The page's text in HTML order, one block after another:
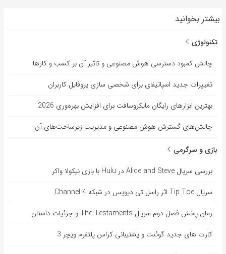
بیشتر بخوانید
تکنولوژی
چالش کمبود دسترسی هوش مصنوعی و تاثیر آن بر کسب و کارها
تغییرات جدید اسپاتیفای برای شخصی سازی پروفایل کاربران
بهترین ابزارهای رایگان مایکروسافت برای افزایش بهره‌وری 2026
چالش‌های گسترش هوش مصنوعی و مدیریت زیرساخت‌های آن
بازی و سرگرمی
بررسی سریال Alice and Steve در Hulu با بازی نیکولا واکر
سریال Tip Toe اثر راسل تی دیویس در شبکه Channel 4
زمان پخش فصل دوم سریال The Testaments و جزئیات داستان
کارت های جدید گوئنت و پشتیبانی کراس پلتفرم ویچر 3